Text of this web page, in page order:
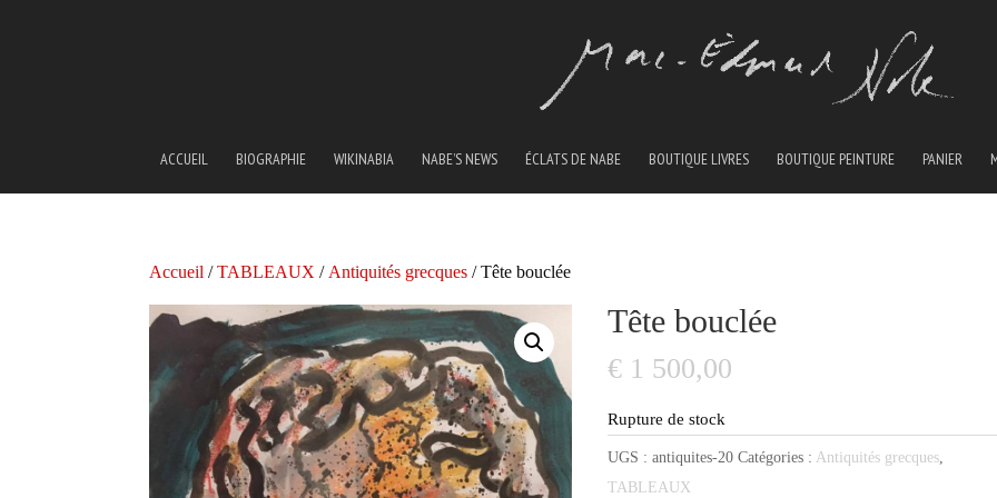
ACCUEIL BIOGRAPHIE WIKINABIA NABE’S NEWS ÉCLATS DE NABE BOUTIQUE LIVRES BOUTIQUE PEINTURE PANIER
Accueil /TABLEAUX / Antiquités grecques / Tête bouclée
Tête bouclée
€ 1 500,00
Rupture de stock
UGS :antiquites-20 Catégories : Antiquités grecques,
TABLEAUX